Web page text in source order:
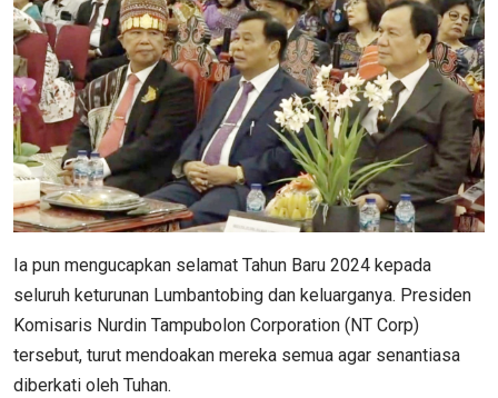
Ia pun mengucapkan selamat Tahun Baru 2024 kepada
seluruh keturunan Lumbantobing dan keluarganya. Presiden
Komisaris Nurdin Tampubolon Corporation (NT Corp)
tersebut, turut mendoakan mereka semua agar senantiasa
diberkati oleh Tuhan.